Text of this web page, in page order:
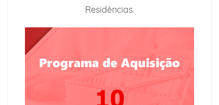
Residências.